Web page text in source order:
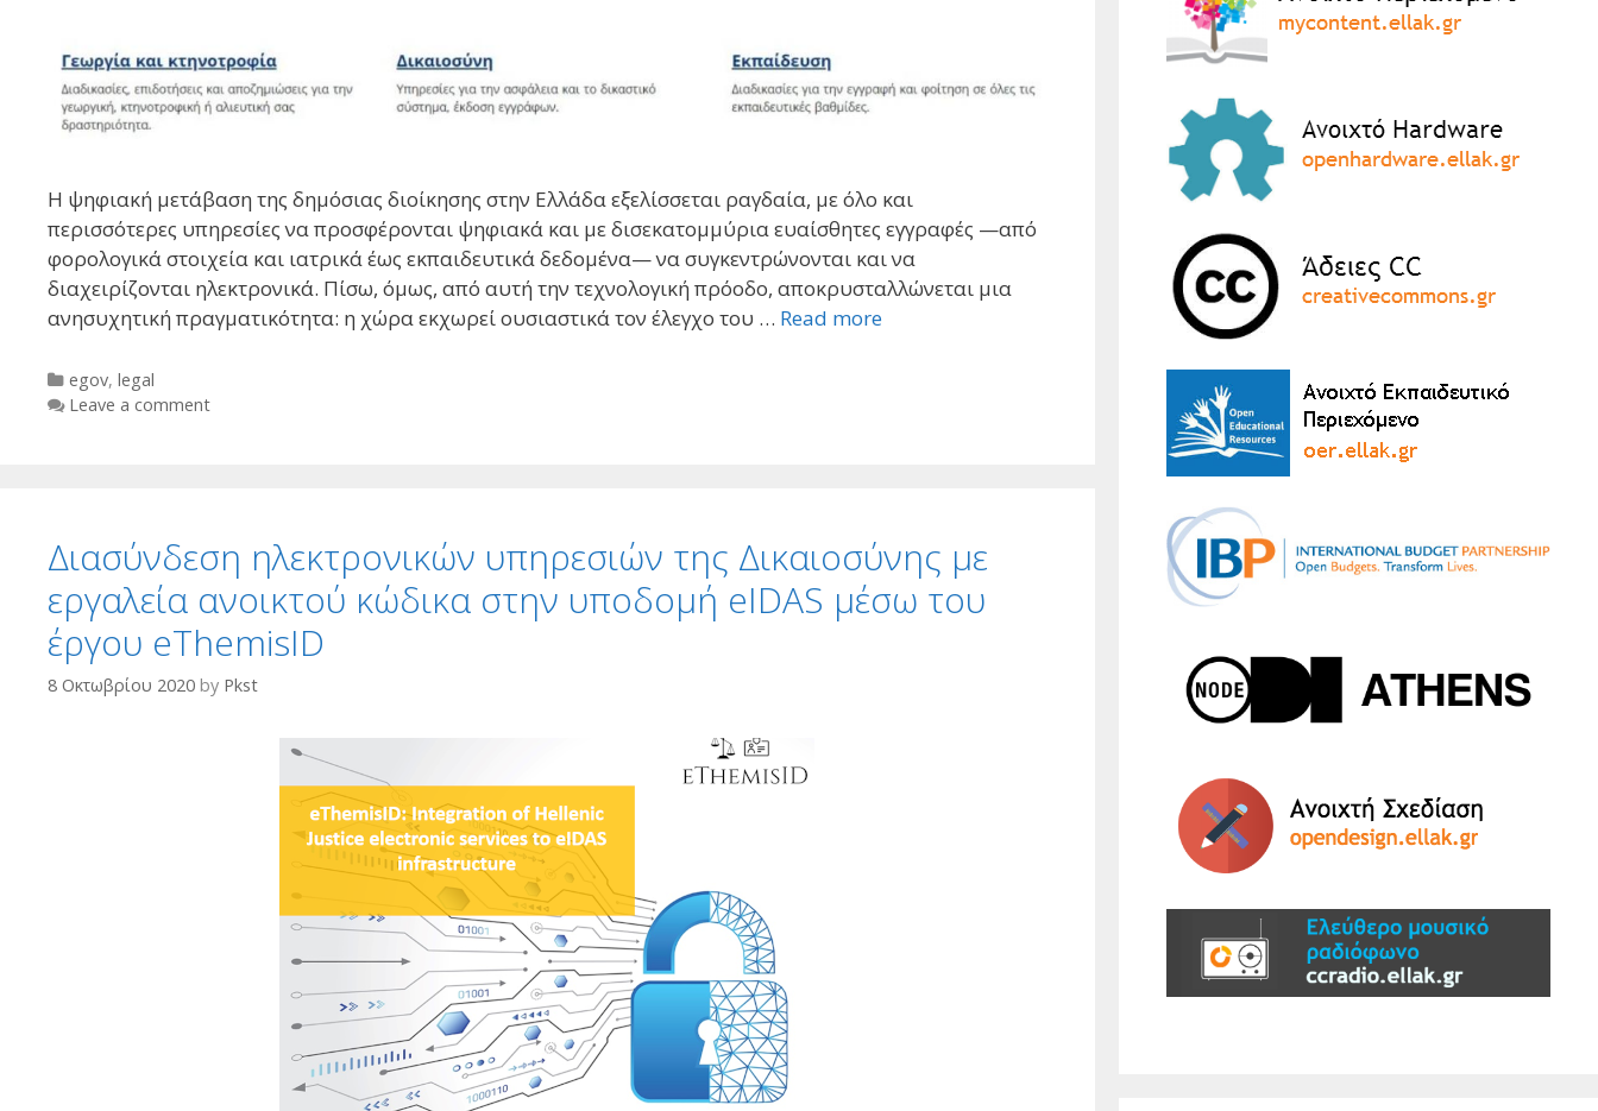
Η ψηφιακή μετάβαση της δημόσιας διοίκησης στην Ελλάδα εξελίσσεται ραγδαία, με όλο και
περισσότερες υπηρεσίες να προσφέρονται ψηφιακά και με δισεκατομμύρια ευαίσθητες εγγραφές —από
φορολογικά στοιχεία και ιατρικά έως εκπαιδευτικά δεδομένα— να συγκεντρώνονται και να
διαχειρίζονται ηλεκτρονικά. Πίσω, όμως, από αυτή την τεχνολογική πρόοδο, αποκρυσταλλώνεται μια
ανησυχητική πραγματικότητα: η χώρα εκχωρεί ουσιαστικά τον έλεγχο του … Read more
Categories
egov, legal
Leave a comment
Διασύνδεση ηλεκτρονικών υπηρεσιών της Δικαιοσύνης με
εργαλεία ανοικτού κώδικα στην υποδομή eIDAS μέσω του
έργου eThemisID
8 Οκτωβρίου 2020 by Pkst